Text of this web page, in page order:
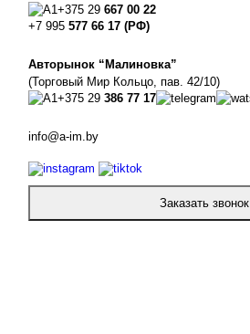
+375 29 667 00 22
+7 995 577 66 17 (РФ)
Авторынок “Малиновка”
(Торговый Мир Кольцо, пав. 42/10)
+375 29 386 77 17
info@a-im.by
Заказать звонок